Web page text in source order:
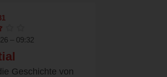
– 09:32
Geschichte von